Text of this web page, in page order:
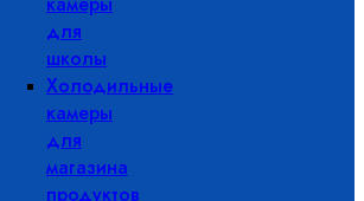
для
школы
Холодильные
камеры
для
магазина
продуктов